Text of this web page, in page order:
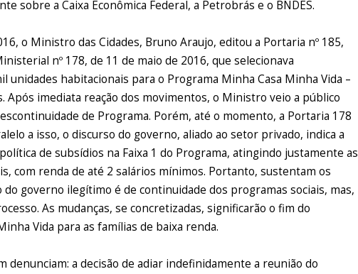
sobre a Caixa Econômica Federal, a Petrobrás e o BNDES.
o Ministro das Cidades, Bruno Araujo, editou a Portaria nº 185,
nº 178, de 11 de maio de 2016, que selecionava
unidades habitacionais para o Programa Minha Casa Minha Vida –
Após imediata reação dos movimentos, o Ministro veio a público
de Programa. Porém, até o momento, a Portaria 178
a isso, o discurso do governo, aliado ao setor privado, indica a
de subsídios na Faixa 1 do Programa, atingindo justamente as
com renda de até 2 salários mínimos. Portanto, sustentam os
governo ilegítimo é de continuidade dos programas sociais, mas,
As mudanças, se concretizadas, significarão o fim do
Vida para as famílias de baixa renda.
denunciam: a decisão de adiar indefinidamente a reunião do